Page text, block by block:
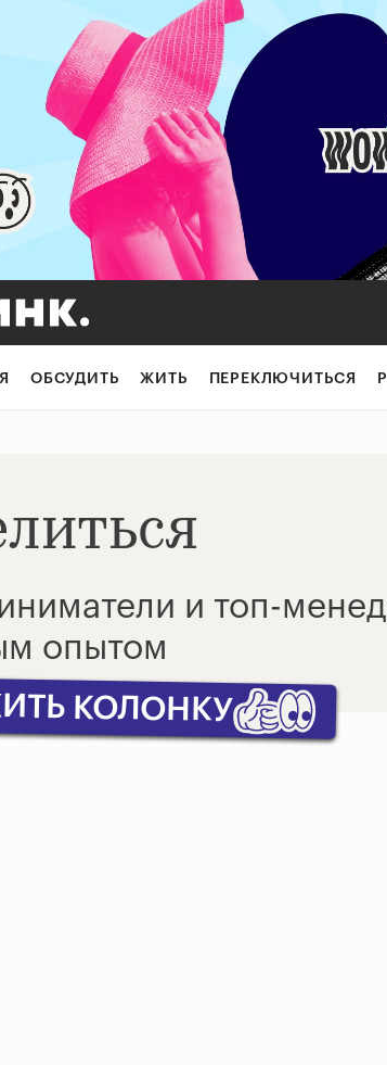
и еще
ОБСУДИТЬ ЖИТЬ ПЕРЕКЛЮЧИТЬСЯ
и топ-
опытом
КОЛОНКУ